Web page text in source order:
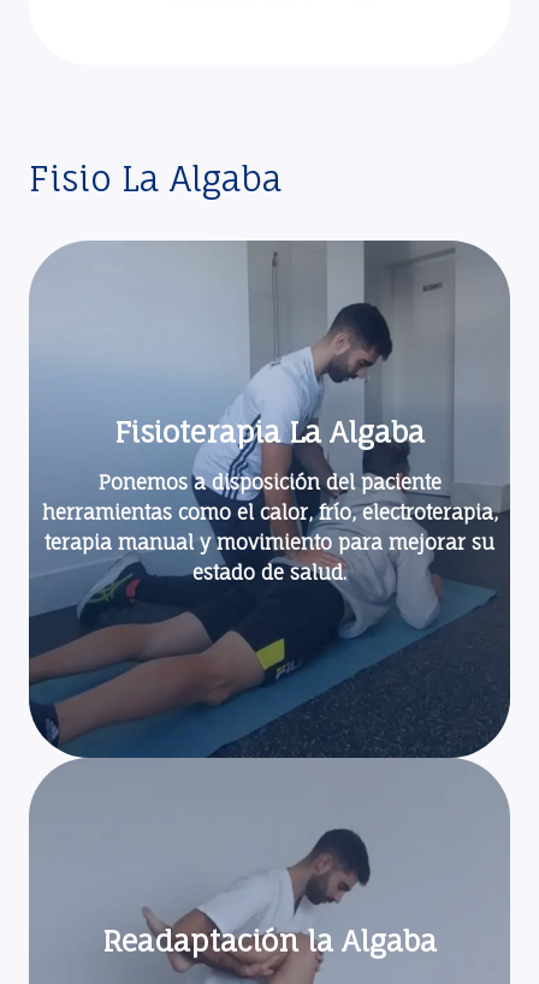
Fisio La Algaba
Fisioterapia La Algaba
Ponemos a disposición del paciente
herramientas como el calor, frío, electroterapia,
terapia manual y movimiento para mejorar su
estado de salud.
Readaptación la Algaba